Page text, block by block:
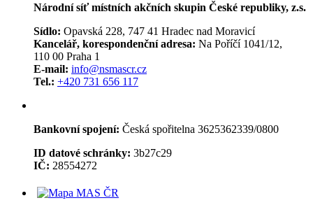
Národní síť místních akčních skupin České republiky, z.s.
Sídlo: Opavská 228, 747 41 Hradec nad Moravicí
Kancelář, korespondenční adresa: Na Poříčí 1041/12,
110 00 Praha 1
E-mail: info@nsmascr.cz
Tel.: +420 731 656 117
Bankovní spojení: Česká spořitelna 3625362339/0800
ID datové schránky: 3b27c29
IČ: 28554272